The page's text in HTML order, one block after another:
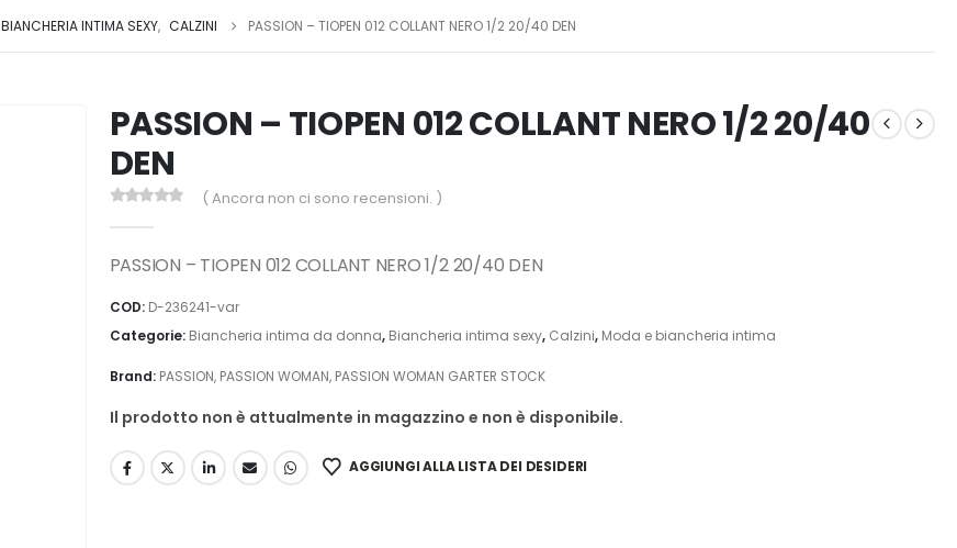
BIANCHERIA INTIMA SEXY, CALZINI PASSION – TIOPEN 012 COLLANT NERO 1/2 20/40 DEN
PASSION – TIOPEN 012 COLLANT NERO 1/2 20/40
DEN
( Ancora non ci sono recensioni. )
PASSION – TIOPEN 012 COLLANT NERO 1/2 20/40 DEN
COD: D-236241-var
Categorie: Biancheria intima da donna, Biancheria intima sexy, Calzini, Moda e biancheria intima
Brand: PASSION, PASSION WOMAN, PASSION WOMAN GARTER STOCK
Il prodotto non è attualmente in magazzino e non è disponibile.
AGGIUNGI ALLA LISTA DEI DESIDERI